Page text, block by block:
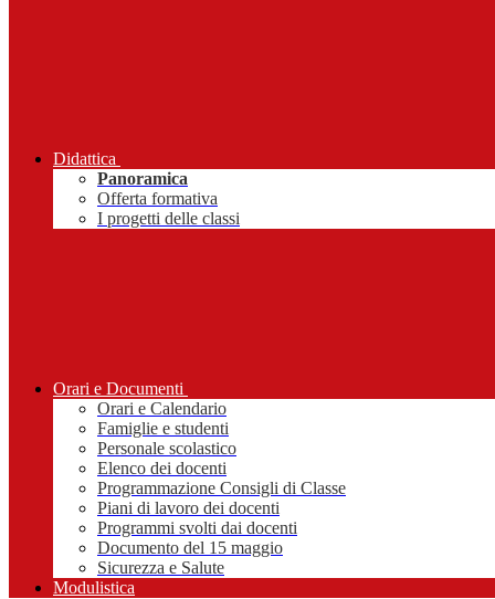
Didattica
Panoramica
Offerta formativa
I progetti delle classi
Orari e Documenti
Orari e Calendario
Famiglie e studenti
Personale scolastico
Elenco dei docenti
Programmazione Consigli di Classe
Piani di lavoro dei docenti
Programmi svolti dai docenti
Documento del 15 maggio
Sicurezza e Salute
Modulistica